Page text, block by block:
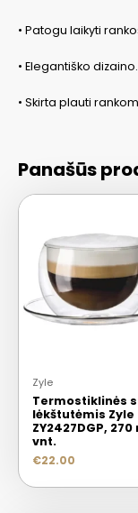
• Patogu laikyti
• Elegantiško dizaino.
• Skirta plauti
Panašūs
Zyle
Termostiklinės
lėkštutėmis Zyle
ZY2427DGP, 270
vnt.
€22.00